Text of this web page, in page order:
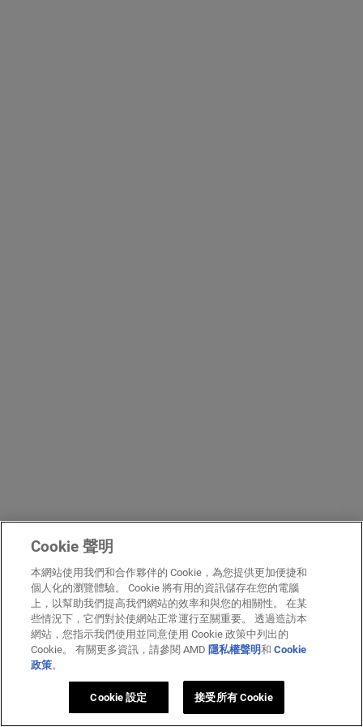
Cookie 聲明
本網站使用我們和合作夥伴的 Cookie，為您提供更加便捷和
個人化的瀏覽體驗。 Cookie 將有用的資訊儲存在您的電腦
上，以幫助我們提高我們網站的效率和與您的相關性。 在某
些情況下，它們對於使網站正常運行至關重要。 透過造訪本
網站，您指示我們使用並同意使用 Cookie 政策中列出的
Cookie。 有關更多資訊，請參閱 AMD 隱私權聲明和Cookie
政策。
Cookie 設定 接受所有 Cookie